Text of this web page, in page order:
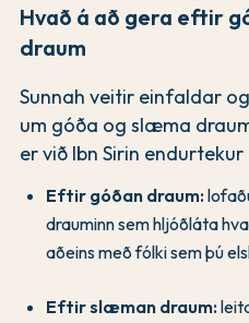
Hvað á að gera eftir
draum
Sunnah veitir einfaldar
um góða og slæma
er við Ibn Sirin
Eftir góðan draum:
drauminn sem hljóðláta
aðeins með fólki sem þú
Eftir slæman draum: